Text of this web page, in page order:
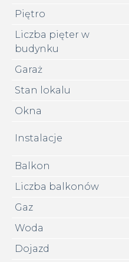
Piętro
Liczba pięter w
budynku
Garaż
Stan lokalu
Okna
Instalacje
Balkon
Liczba balkonów
Gaz
Woda
Dojazd